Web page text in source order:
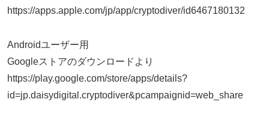
https://apps.apple.com/jp/app/cryptodiver/id6467180132
Androidユーザー用
Googleストアのダウンロードより
https://play.google.com/store/apps/details?
id=jp.daisydigital.cryptodiver&pcampaignid=web_share